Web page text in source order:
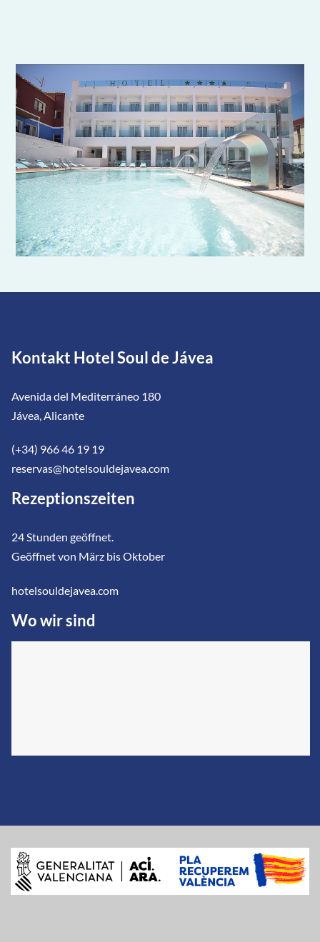
Kontakt Hotel Soul de Jávea
Avenida del Mediterráneo 180
Jávea, Alicante
(+34) 966 46 19 19
reservas@hotelsouldejavea.com
Rezeptionszeiten
24 Stunden geöffnet.
Geöffnet von März bis Oktober
hotelsouldejavea.com
Wo wir sind